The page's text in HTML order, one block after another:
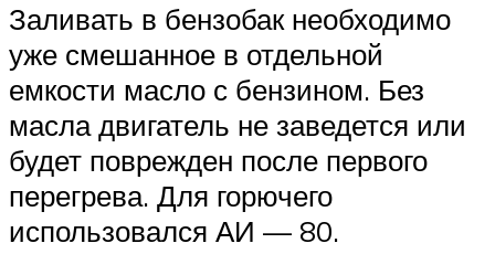
Заливать в бензобак необходимо
уже смешанное в отдельной
емкости масло с бензином. Без
масла двигатель не заведется или
будет поврежден после первого
перегрева. Для горючего
использовался АИ — 80.